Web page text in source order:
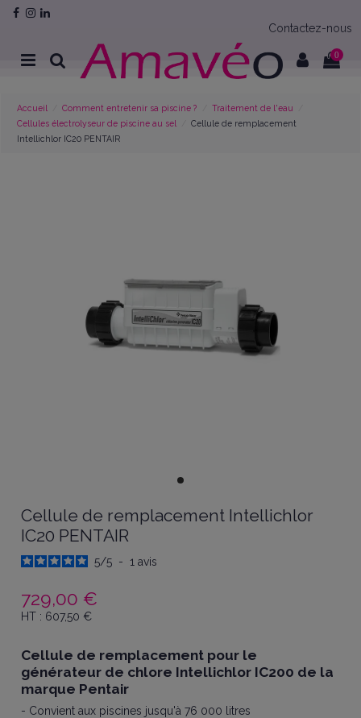
Contactez-nous
0
Accueil Comment entretenir sa piscine ?
Traitement de l'eau
Cellules électrolyseur de piscine au sel
Cellule de remplacement
Intellichlor IC20 PENTAIR
Cellule de remplacement Intellichlor
IC20 PENTAIR
5/5 - 1avis
729,00 €
HT : 607,50€
Cellule de remplacement pour le
générateur de chlore Intellichlor IC200 de la
marque Pentair
- Convient aux piscines jusqu'à 76 000 litres